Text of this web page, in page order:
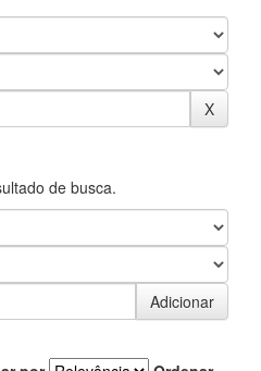
de busca.